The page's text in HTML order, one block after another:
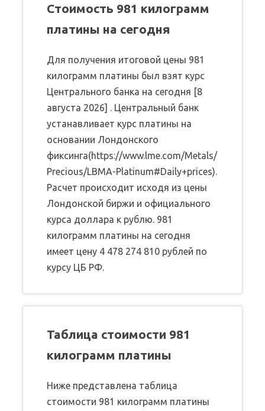
Стоимость 981 килограмм
платины на сегодня
Для получения итоговой цены 981
килограмм платины был взят курс
Центрального банка на сегодня [8
августа 2026] . Центральный банк
устанавливает курс платины на
основании Лондонского
фиксинга(https://www.lme.com/Metals/
Precious/LBMA-Platinum#Daily+prices).
Расчет происходит исходя из цены
Лондонской биржи и официального
курса доллара к рублю. 981
килограмм платины на сегодня
имеет цену 4 478 274 810 рублей по
курсу ЦБ РФ.
Таблица стоимости 981
килограмм платины
Ниже представлена таблица
стоимости 981 килограмм платины